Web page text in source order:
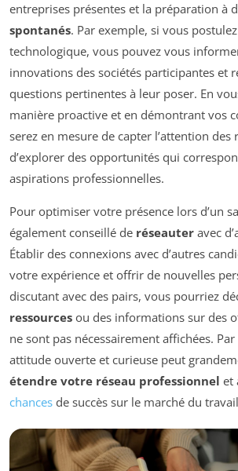
entreprises présentes et la préparation à
spontanés. Par exemple, si vous
technologique, vous pouvez vous
innovations des sociétés participantes et
questions pertinentes à leur poser. En
manière proactive et en démontrant vos
serez en mesure de capter l’attention des
d’explorer des opportunités qui
aspirations professionnelles.
Pour optimiser votre présence lors d’un
également conseillé de réseauter avec
Établir des connexions avec d’autres
votre expérience et offrir de nouvelles
discutant avec des pairs, vous pourriez
ressources ou des informations sur des
ne sont pas nécessairement affichées.
attitude ouverte et curieuse peut
étendre votre réseau professionnel et
chances de succès sur le marché du